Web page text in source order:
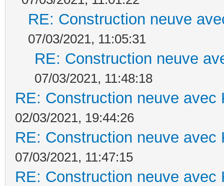
RE: Construction neuve
07/03/2021, 11:05:31
RE: Construction neuve
07/03/2021, 11:48:18
RE: Construction neuve avec
02/03/2021, 19:44:26
RE: Construction neuve avec
07/03/2021, 11:47:15
RE: Construction neuve avec